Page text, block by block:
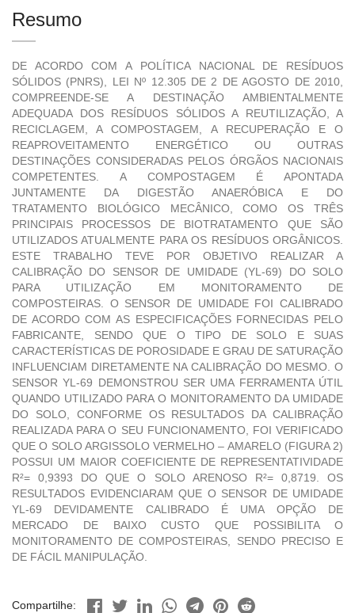
Resumo
DE ACORDO COM A POLÍTICA NACIONAL DE RESÍDUOS
SÓLIDOS (PNRS), LEI Nº 12.305 DE 2 DE AGOSTO DE 2010,
COMPREENDE-SE A DESTINAÇÃO AMBIENTALMENTE
ADEQUADA DOS RESÍDUOS SÓLIDOS A REUTILIZAÇÃO, A
RECICLAGEM, A COMPOSTAGEM, A RECUPERAÇÃO E O
REAPROVEITAMENTO ENERGÉTICO OU OUTRAS
DESTINAÇÕES CONSIDERADAS PELOS ÓRGÃOS NACIONAIS
COMPETENTES. A COMPOSTAGEM É APONTADA
JUNTAMENTE DA DIGESTÃO ANAERÓBICA E DO
TRATAMENTO BIOLÓGICO MECÂNICO, COMO OS TRÊS
PRINCIPAIS PROCESSOS DE BIOTRATAMENTO QUE SÃO
UTILIZADOS ATUALMENTE PARA OS RESÍDUOS ORGÂNICOS.
ESTE TRABALHO TEVE POR OBJETIVO REALIZAR A
CALIBRAÇÃO DO SENSOR DE UMIDADE (YL-69) DO SOLO
PARA UTILIZAÇÃO EM MONITORAMENTO DE
COMPOSTEIRAS. O SENSOR DE UMIDADE FOI CALIBRADO
DE ACORDO COM AS ESPECIFICAÇÕES FORNECIDAS PELO
FABRICANTE, SENDO QUE O TIPO DE SOLO E SUAS
CARACTERÍSTICAS DE POROSIDADE E GRAU DE SATURAÇÃO
INFLUENCIAM DIRETAMENTE NA CALIBRAÇÃO DO MESMO. O
SENSOR YL-69 DEMONSTROU SER UMA FERRAMENTA ÚTIL
QUANDO UTILIZADO PARA O MONITORAMENTO DA UMIDADE
DO SOLO, CONFORME OS RESULTADOS DA CALIBRAÇÃO
REALIZADA PARA O SEU FUNCIONAMENTO, FOI VERIFICADO
QUE O SOLO ARGISSOLO VERMELHO – AMARELO (FIGURA 2)
POSSUI UM MAIOR COEFICIENTE DE REPRESENTATIVIDADE
R²= 0,9393 DO QUE O SOLO ARENOSO R²= 0,8719. OS
RESULTADOS EVIDENCIARAM QUE O SENSOR DE UMIDADE
YL-69 DEVIDAMENTE CALIBRADO É UMA OPÇÃO DE
MERCADO DE BAIXO CUSTO QUE POSSIBILITA O
MONITORAMENTO DE COMPOSTEIRAS, SENDO PRECISO E
DE FÁCIL MANIPULAÇÃO.
Compartilhe: